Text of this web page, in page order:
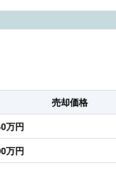
売却価格
万円
万円